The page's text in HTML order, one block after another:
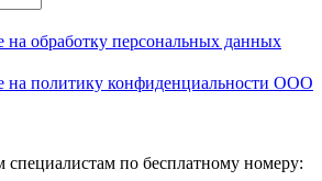
на обработку персональных данных
на политику конфиденциальности ООО
по бесплатному номеру: